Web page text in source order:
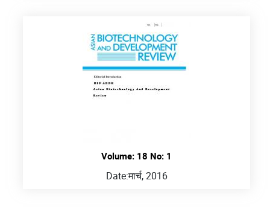
Volume: 18 No: 1
Date:मार्च, 2016